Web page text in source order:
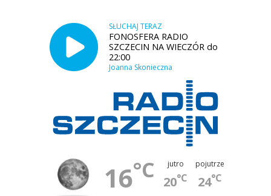
SŁUCHAJ TERAZ
FONOSFERA RADIO
SZCZECIN NA WIECZÓR do
22:00
Joanna Skonieczna
16°C jutro
20°C
pojutrze
24°C